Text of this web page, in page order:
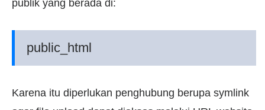
publik yang berada di:
public_html
Karena itu diperlukan penghubung berupa symlink